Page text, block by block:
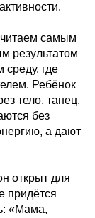
самым
результатом
где
Ребёнок
тело, танец,
без
а дают
открыт для
придётся
«Мама,